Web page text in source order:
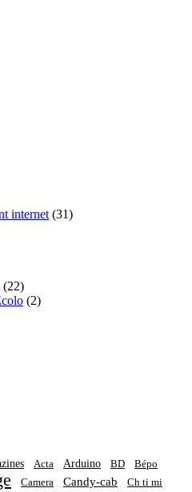
internet (31)
(22)
(2)
Acta Arduino BD
Bépo
Camera Candy-cab
Ch ti mi